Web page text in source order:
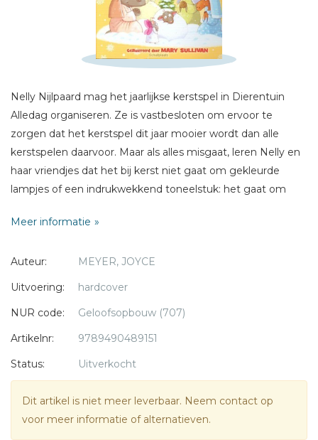
Nelly Nijlpaard mag het jaarlijkse kerstspel in Dierentuin
Alledag organiseren. Ze is vastbesloten om ervoor te
zorgen dat het kerstspel dit jaar mooier wordt dan alle
kerstspelen daarvoor. Maar als alles misgaat, leren Nelly en
haar vriendjes dat het bij kerst niet gaat om gekleurde
lampjes of een indrukwekkend toneelstuk: het gaat om
Meer informatie
Auteur:
MEYER, JOYCE
Uitvoering:
hardcover
NUR code:
Geloofsopbouw (707)
Artikelnr:
9789490489151
Status:
Uitverkocht
Dit artikel is niet meer leverbaar. Neem contact op
voor meer informatie of alternatieven.
Bericht *
* = verplicht